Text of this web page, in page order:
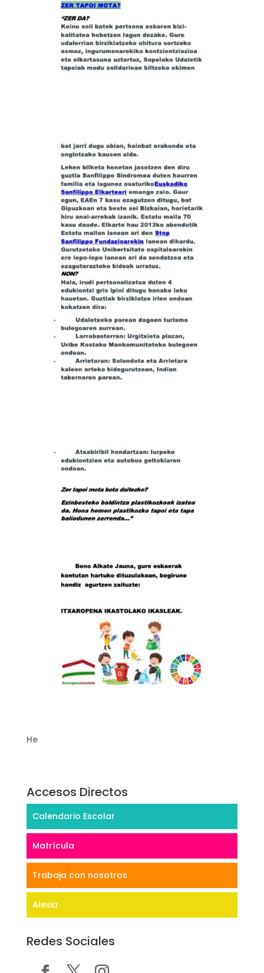
He
Accesos Directos
Calendario Escolar
Matrícula
Trabaja con nosotros
Alexia
Redes Sociales